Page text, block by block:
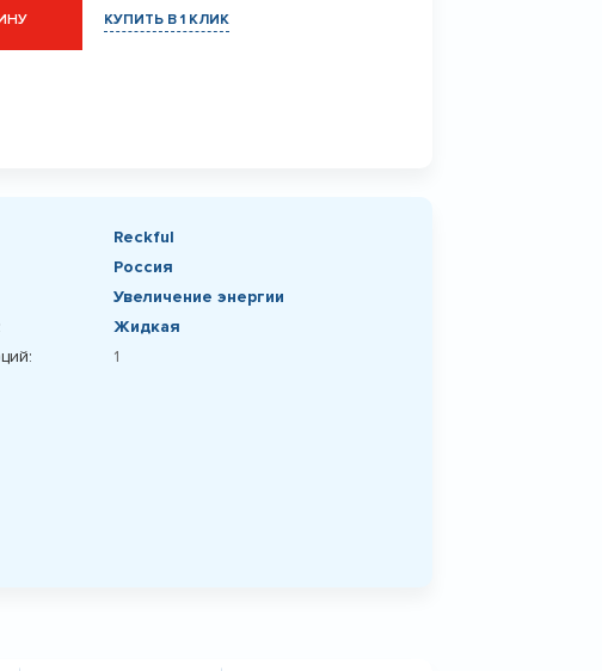
КУПИТЬ В 1 КЛИК
Reckful
Россия
Увеличение энергии
Жидкая
1